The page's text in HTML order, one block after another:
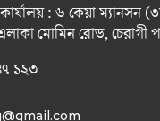
: ৬ কেয়া ম্যানসন
মোমিন রোড, চেরাগী
১২৩